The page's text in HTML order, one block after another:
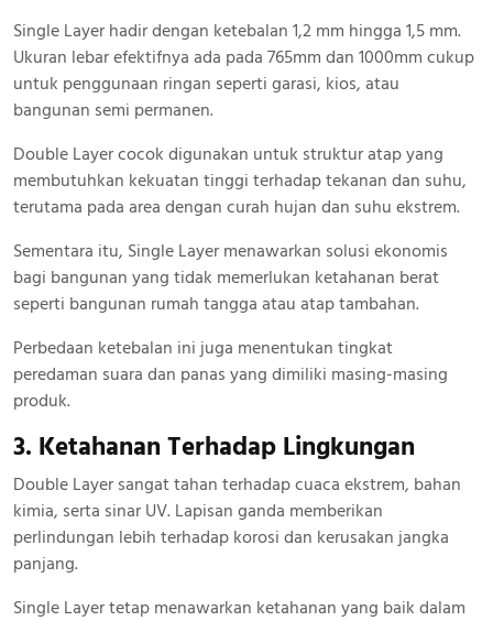
Single Layer hadir dengan ketebalan 1,2 mm hingga 1,5 mm.
Ukuran lebar efektifnya ada pada 765mm dan 1000mm cukup
untuk penggunaan ringan seperti garasi, kios, atau
bangunan semi permanen.
Double Layer cocok digunakan untuk struktur atap yang
membutuhkan kekuatan tinggi terhadap tekanan dan suhu,
terutama pada area dengan curah hujan dan suhu ekstrem.
Sementara itu, Single Layer menawarkan solusi ekonomis
bagi bangunan yang tidak memerlukan ketahanan berat
seperti bangunan rumah tangga atau atap tambahan.
Perbedaan ketebalan ini juga menentukan tingkat
peredaman suara dan panas yang dimiliki masing-masing
produk.
3. Ketahanan Terhadap Lingkungan
Double Layer sangat tahan terhadap cuaca ekstrem, bahan
kimia, serta sinar UV. Lapisan ganda memberikan
perlindungan lebih terhadap korosi dan kerusakan jangka
panjang.
Single Layer tetap menawarkan ketahanan yang baik dalam